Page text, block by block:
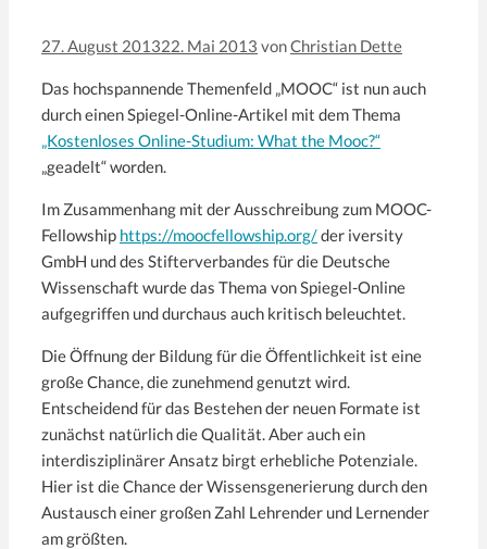
27. August 201322. Mai 2013 vonChristian Dette
Das hochspannende Themenfeld „MOOC“ ist nun auch
durch einen Spiegel-Online-Artikel mit dem Thema
„Kostenloses Online-Studium: What the Mooc?“
„geadelt“ worden.
Im Zusammenhang mit der Ausschreibung zum MOOC-
Fellowship https://moocfellowship.org/der iversity
GmbH und des Stifterverbandes für die Deutsche
Wissenschaft wurde das Thema von Spiegel-Online
aufgegriffen und durchaus auch kritisch beleuchtet.
Die Öffnung der Bildung für die Öffentlichkeit ist eine
große Chance, die zunehmend genutzt wird.
Entscheidend für das Bestehen der neuen Formate ist
zunächst natürlich die Qualität. Aber auch ein
interdisziplinärer Ansatz birgt erhebliche Potenziale.
Hier ist die Chance der Wissensgenerierung durch den
Austausch einer großen Zahl Lehrender und Lernender
am größten.